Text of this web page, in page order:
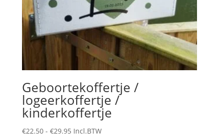
Geboortekoffertje /
logeerkoffertje /
kinderkoffertje
€22.50 - €29.95Prijsklasse:
Incl.BTW